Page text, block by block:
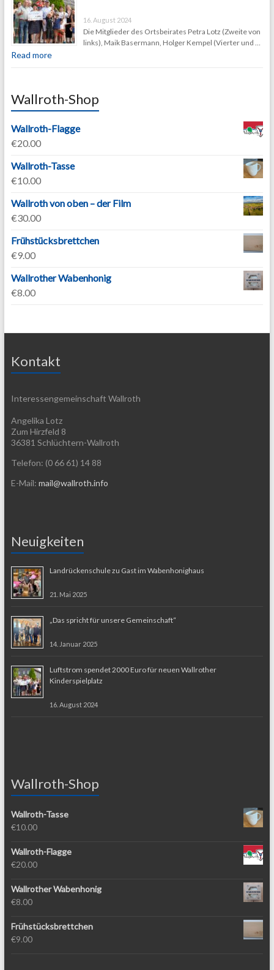
16. August 2024
Die Mitglieder des Ortsbeirates Petra Lotz (Zweite von
links), Maik Basermann, Holger Kempel (Vierter und …
Read more
Wallroth-Shop
Wallroth-Flagge
€20.00
Wallroth-Tasse
€10.00
Wallroth von oben – der Film
€30.00
Frühstücksbrettchen
€9.00
Wallrother Wabenhonig
€8.00
Kontakt
Interessengemeinschaft Wallroth
Angelika Lotz
Zum Hirzfeld 8
36381 Schlüchtern-Wallroth
Telefon: (0 66 61) 14 88
E-Mail: mail@wallroth.info
Neuigkeiten
Landrückenschule zu Gast im Wabenhonighaus
21. Mai 2025
„Das spricht für unsere Gemeinschaft“
14. Januar 2025
Luftstrom spendet 2000 Euro für neuen Wallrother
Kinderspielplatz
16. August 2024
Wallroth-Shop
Wallroth-Tasse
€10.00
Wallroth-Flagge
€20.00
Wallrother Wabenhonig
€8.00
Frühstücksbrettchen
€9.00